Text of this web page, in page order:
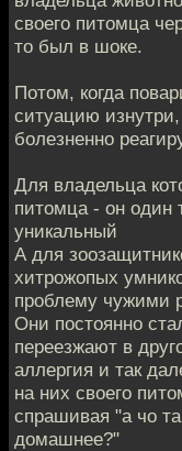
своего питомца
то был в шоке.
Потом, когда
ситуацию
болезненно
Для владельца
питомца - он один
уникальный
А для
хитрожопых
проблему чужими
Они постоянно
переезжают в
аллергия и так
на них своего
спрашивая "а чо
домашнее?"